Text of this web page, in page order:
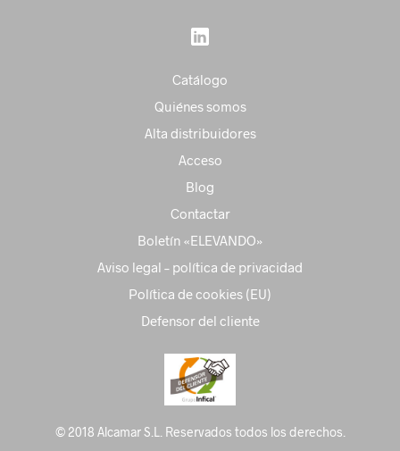
Catálogo
Quiénes somos
Alta distribuidores
Acceso
Blog
Contactar
Boletín «ELEVANDO»
Aviso legal – política de privacidad
Política de cookies (EU)
Defensor del cliente
© 2018 Alcamar S.L. Reservados todos los derechos.